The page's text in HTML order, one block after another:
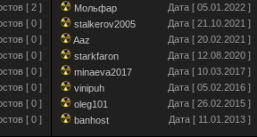
[ 2 ]
[ 0 ]
[ 0 ]
[ 0 ]
[ 0 ]
[ 0 ]
[ 0 ]
[ 0 ]
Мольфар
Дата [ 05.01.2022 ]
stalkerov2005
Дата [ 21.10.2021 ]
Aaz
Дата [ 20.02.2021 ]
starkfaron
Дата [ 12.08.2020 ]
minaeva2017
Дата [ 10.03.2017 ]
vinipuh
Дата [ 05.02.2016 ]
oleg101
Дата [ 26.02.2015 ]
banhost
Дата [ 11.01.2013 ]